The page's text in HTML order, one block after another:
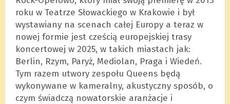
roku w Teatrze Słowackiego w Krakowie i był
wystawiany na scenach całej Europy a teraz w
nowej formie jest cześcią europejskiej trasy
koncertowej w 2025, w takich miastach jak:
Berlin, Rzym, Paryż, Mediolan, Praga i Wiedeń.
Tym razem utwory zespołu Queens będą
wykonywane w kameralny, akustyczny sposób, o
czym świadczą nowatorskie aranżacje i